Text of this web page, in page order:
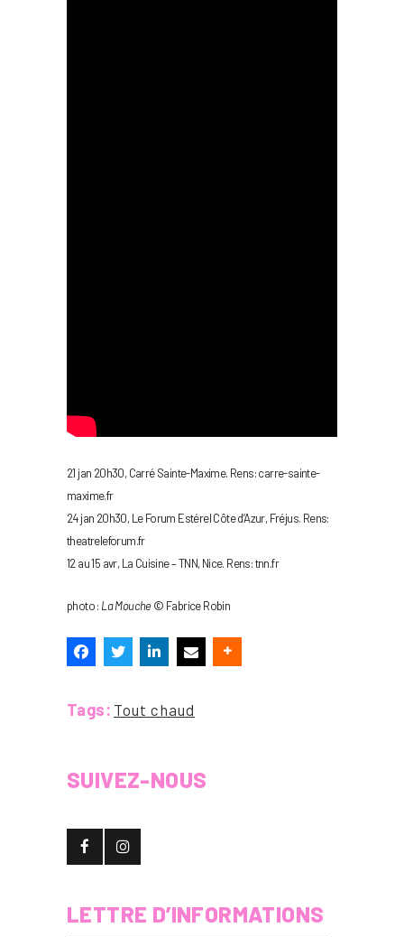
21 jan 20h30, Carré Sainte-Maxime. Rens: carre-sainte-
maxime.fr
24 jan 20h30, Le Forum Estérel Côte d’Azur, Fréjus. Rens:
theatreleforum.fr
12 au 15 avr, La Cuisine – TNN, Nice. Rens: tnn.fr
photo : La Mouche© Fabrice Robin
Tags: Tout chaud
SUIVEZ-NOUS
LETTRE D’INFORMATIONS